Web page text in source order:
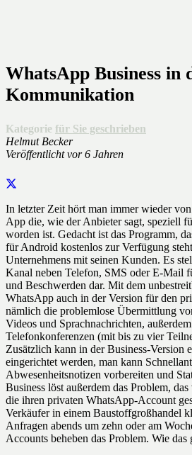
WhatsApp Business in
Kommunikation
Kategorie für Sie geschrieben
Helmut Becker
Veröffentlichtvor 6 Jahren
In letzter Zeit hört man immer wieder
App die, wie der Anbieter sagt, speziell
worden ist. Gedacht ist das Programm,
für Android kostenlos zur Verfügung
Unternehmens mit seinen Kunden. Es
Kanal neben Telefon, SMS oder E-Mail
und Beschwerden dar. Mit dem
WhatsApp auch in der Version für den
nämlich die problemlose Übermittlung
Videos und Sprachnachrichten,
Telefonkonferenzen (mit bis zu vier
Zusätzlich kann in der Business-Version
eingerichtet werden, man kann
Abwesenheitsnotizen vorbereiten und
Business löst außerdem das Problem,
die ihren privaten WhatsApp-Account
Verkäufer in einem Baustoffgroßhandel
Anfragen abends um zehn oder am
Accounts beheben das Problem. Wie das